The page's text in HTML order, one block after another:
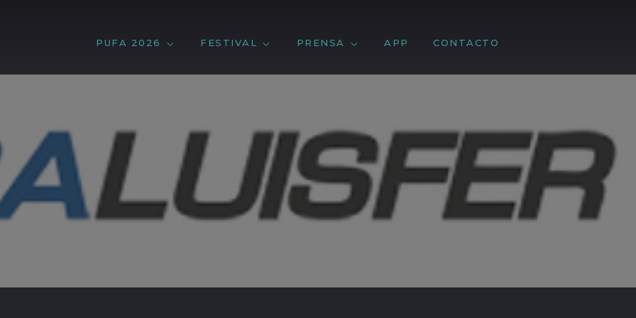
PUFA 2026 FESTIVAL PRENSA APP CONTACTO